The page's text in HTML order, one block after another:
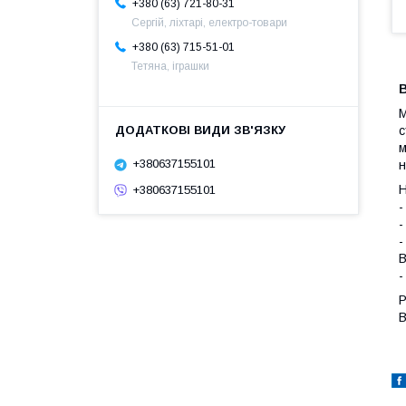
-
-
-
-
+380 (63) 721-80-31
Сергій, ліхтарі, електро-товари
+380 (63) 715-51-01
Тетяна, іграшки
+380637155101
+380637155101